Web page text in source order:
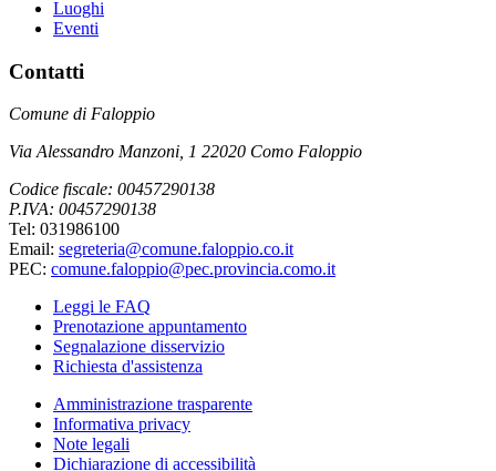
Luoghi
Eventi
Contatti
Comune di Faloppio
Via Alessandro Manzoni, 1 22020 Como Faloppio
Codice fiscale: 00457290138
P.IVA: 00457290138
Tel: 031986100
Email: segreteria@comune.faloppio.co.it
PEC: comune.faloppio@pec.provincia.como.it
Leggi le FAQ
Prenotazione appuntamento
Segnalazione disservizio
Richiesta d'assistenza
Amministrazione trasparente
Informativa privacy
Note legali
Dichiarazione di accessibilità